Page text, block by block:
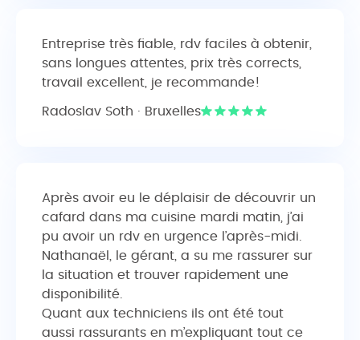
Entreprise très fiable, rdv faciles à obtenir,
sans longues attentes, prix très corrects,
travail excellent, je recommande!
Radoslav Soth · Bruxelles
Après avoir eu le déplaisir de découvrir un
cafard dans ma cuisine mardi matin, j’ai
pu avoir un rdv en urgence l’après-midi.
Nathanaël, le gérant, a su me rassurer sur
la situation et trouver rapidement une
disponibilité.
Quant aux techniciens ils ont été tout
aussi rassurants en m’expliquant tout ce